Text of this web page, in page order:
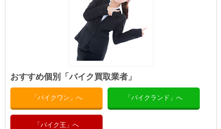
おすすめ個別「バイク買取業者」
「バイクワン」へ 「バイクランド」へ
「バイク王」へ